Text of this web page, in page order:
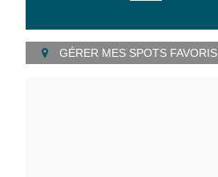
GÉRER MES SPOTS FAVORIS